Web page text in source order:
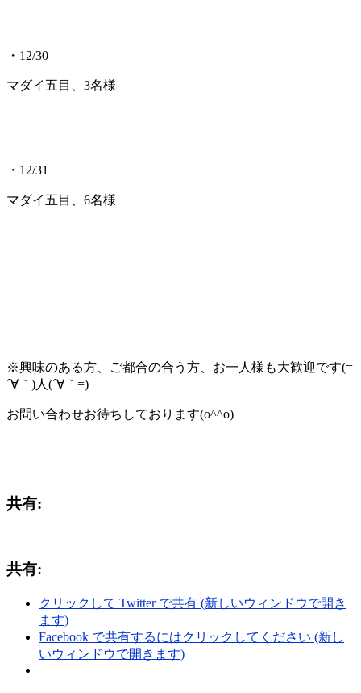
・12/30
マダイ五目、3名様
・12/31
マダイ五目、6名様
※興味のある方、ご都合の合う方、お一人様も大歓迎です(=
´∀｀)人(´∀｀=)
お問い合わせお待ちしております(o^^o)
共有:
共有:
クリックして Twitter で共有 (新しいウィンドウで開き
ます)
Facebook で共有するにはクリックしてください (新し
いウィンドウで開きます)